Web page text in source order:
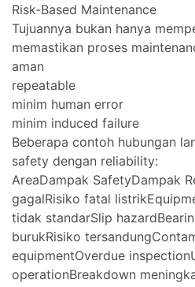
Risk-Based Maintenance
Tujuannya bukan hanya
memastikan proses
aman
repeatable
minim human error
minim induced failure
Beberapa contoh hubungan
safety dengan reliability:
AreaDampak SafetyDampak
gagalRisiko fatal
tidak standarSlip
burukRisiko
equipmentOverdue
operationBreakdown